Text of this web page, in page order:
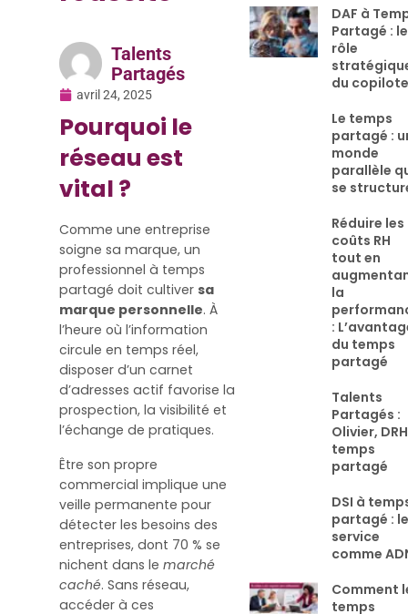
Talents
Partagés
avril 24, 2025
Pourquoi le
réseau est
vital ?
Comme une entreprise
soigne sa marque, un
professionnel à temps
partagé doit cultiver sa
marque personnelle. À
l’heure où l’information
circule en temps réel,
disposer d’un carnet
d’adresses actif favorise la
prospection, la visibilité et
l’échange de pratiques.
Être son propre
commercial implique une
veille permanente pour
détecter les besoins des
entreprises, dont 70 % se
nichent dans le marché
caché. Sans réseau,
accéder à ces
DAF à
Partagé : le
rôle
du
Le temps
partagé :
monde
parallèle
se
Réduire les
coûts RH
tout en
la
:
du temps
partagé
Talents
Partagés :
Olivier,
temps
partagé
DSI à
partagé :
service
comme
Comment
temps